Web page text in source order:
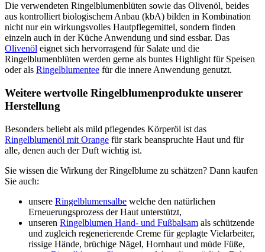
Die verwendeten Ringelblumenblüten sowie das Olivenöl, beides
aus kontrolliert biologischem Anbau (kbA) bilden in Kombination
nicht nur ein wirkungsvolles Hautpflegemittel, sondern finden
einzeln auch in der Küche Anwendung und sind essbar. Das
Olivenöl eignet sich hervorragend für Salate und die
Ringelblumenblüten werden gerne als buntes Highlight für Speisen
oder als Ringelblumentee für die innere Anwendung genutzt.
Weitere wertvolle Ringelblumenprodukte unserer
Herstellung
Besonders beliebt als mild pflegendes Körperöl ist das
Ringelblumenöl mit Orange für stark beanspruchte Haut und für
alle, denen auch der Duft wichtig ist.
Sie wissen die Wirkung der Ringelblume zu schätzen? Dann kaufen
Sie auch:
unsere Ringelblumensalbe welche den natürlichen
Erneuerungsprozess der Haut unterstützt,
unseren Ringelblumen Hand- und Fußbalsam als schützende
und zugleich regenerierende Creme für geplagte Vielarbeiter,
rissige Hände, brüchige Nägel, Hornhaut und müde Füße,